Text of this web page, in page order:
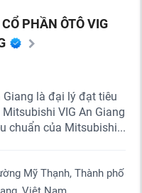
PHẦN ÔTÔ VIG
Giang là đại lý đạt tiêu
VIG An Giang
chuẩn của Mitsubishi...
Mỹ Thạnh, Thành phố